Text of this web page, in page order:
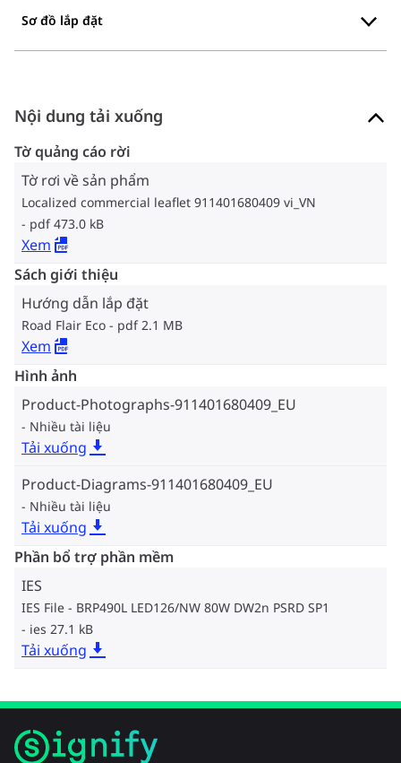
Sơ đồ lắp đặt
Nội dung tải xuống
Tờ quảng cáo rời
Tờ rơi về sản phẩm
Localized commercial leaflet 911401680409 vi_VN
pdf 473.0 kB
Xem
Sách giới thiệu
Hướng dẫn lắp đặt
Road Flair Eco pdf 2.1 MB
Xem
Hình ảnh
Product-Photographs-911401680409_EU
Nhiều tài liệu
Tải xuống
Product-Diagrams-911401680409_EU
Nhiều tài liệu
Tải xuống
Phần bổ trợ phần mềm
IES
IES File - BRP490L LED126/NW 80W DW2n PSRD SP1
ies 27.1 kB
Tải xuống